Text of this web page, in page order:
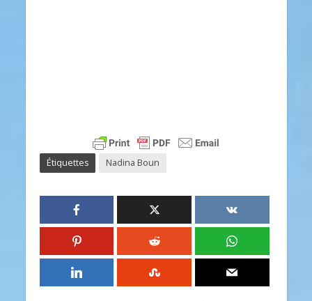
Étiquettes Nadina Boun